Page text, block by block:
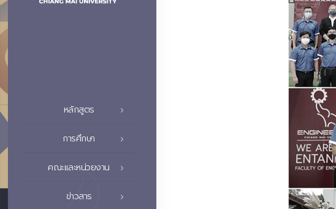
หลักสูตร
การศึกษา
คณะและหน่วยงาน
ข่าวสาร